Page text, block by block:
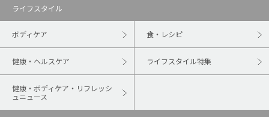
ライフスタイル
ボディケア 食・レシピ
健康・ヘルスケア ライフスタイル特集
健康・ボディケア・リフレッシ
ュニュース